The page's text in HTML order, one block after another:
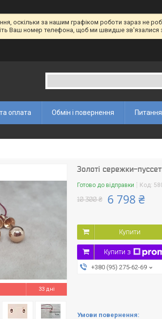
оскільки за нашим графіком роботи зараз не
Ваш номер телефона, щоб ми швидше зв'язалися
оплата Обмін і повернення
33 дні
Золоті сережки-
Готово до відправки Код:
10 300 ₴ 6 798 ₴
Купити
Купити з
+380 (95) 275-62-69